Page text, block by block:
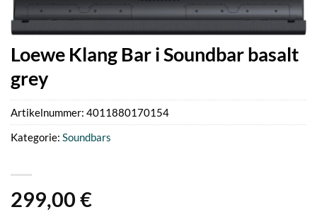
Loewe Klang Bar i Soundbar basalt
grey
299,00 €
Artikelnummer: 4011880170154
Kategorie: Soundbars